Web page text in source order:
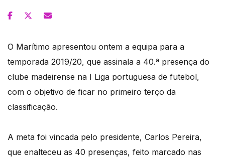
O Marítimo apresentou ontem a equipa para a
temporada 2019/20, que assinala a 40.ª presença do
clube madeirense na I Liga portuguesa de futebol,
com o objetivo de ficar no primeiro terço da
classificação.
A meta foi vincada pelo presidente, Carlos Pereira,
que enalteceu as 40 presenças, feito marcado nas